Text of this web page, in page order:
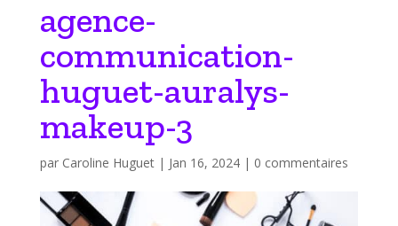
agence-
communication-
huguet-auralys-
makeup-3
par Caroline Huguet| Jan 16, 2024| 0 commentaires